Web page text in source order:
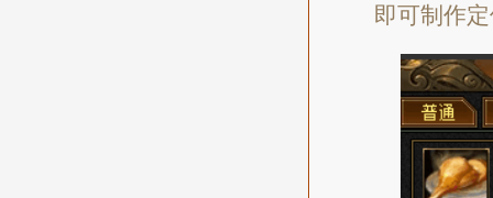
即可制作